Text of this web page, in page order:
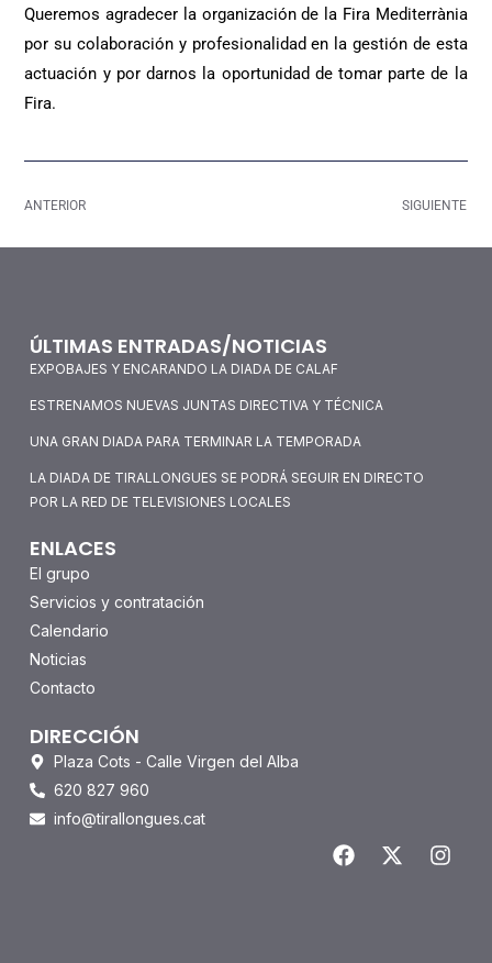
Queremos agradecer la organización de la Fira Mediterrània
por su colaboración y profesionalidad en la gestión de esta
actuación y por darnos la oportunidad de tomar parte de la
Fira.
ANTERIOR SIGUIENTE
ÚLTIMAS ENTRADAS/NOTICIAS
EXPOBAJES Y ENCARANDO LA DIADA DE CALAF
ESTRENAMOS NUEVAS JUNTAS DIRECTIVA Y TÉCNICA
UNA GRAN DIADA PARA TERMINAR LA TEMPORADA
LA DIADA DE TIRALLONGUES SE PODRÁ SEGUIR EN DIRECTO
POR LA RED DE TELEVISIONES LOCALES
ENLACES
El grupo
Servicios y contratación
Calendario
Noticias
Contacto
DIRECCIÓN
Plaza Cots - Calle Virgen del Alba
620 827 960
info@tirallongues.cat
F
a
X
-
I
n